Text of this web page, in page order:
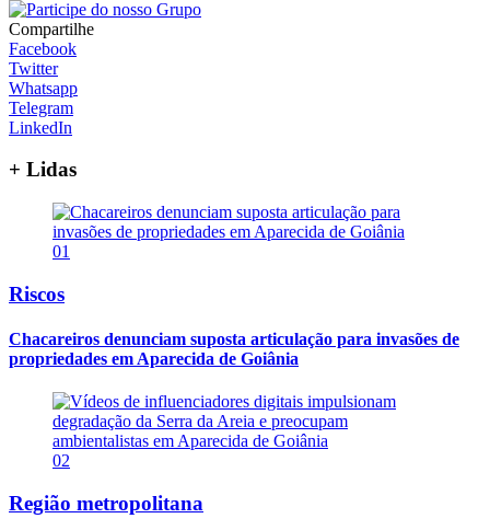
Compartilhe
Facebook
Twitter
Whatsapp
Telegram
LinkedIn
+ Lidas
01
Riscos
Chacareiros denunciam suposta articulação para invasões de
propriedades em Aparecida de Goiânia
02
Região metropolitana